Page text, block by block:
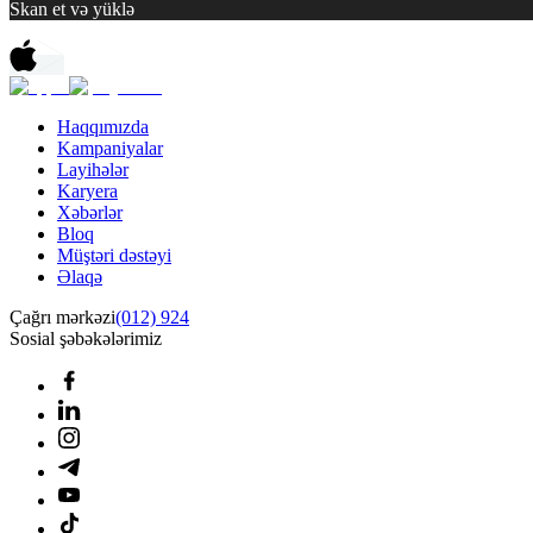
Skan et və yüklə
Haqqımızda
Kampaniyalar
Layihələr
Karyera
Xəbərlər
Bloq
Müştəri dəstəyi
Əlaqə
Çağrı mərkəzi(012) 924
Sosial şəbəkələrimiz